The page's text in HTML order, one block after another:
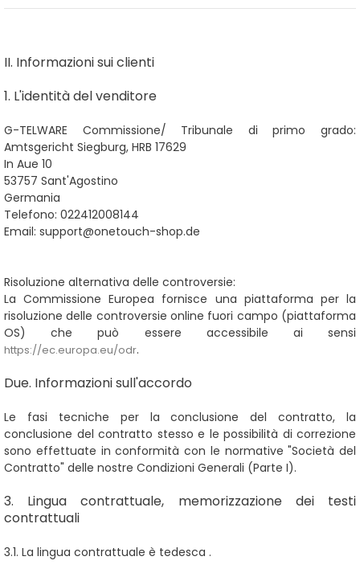
II. Informazioni sui clienti
1. L'identità del venditore
G-TELWARE Commissione/ Tribunale di primo grado:
Amtsgericht Siegburg, HRB 17629
In Aue 10
53757 Sant'Agostino
Germania
Telefono: 022412008144
Email: support@onetouch-shop.de
Risoluzione alternativa delle controversie:
La Commissione Europea fornisce una piattaforma per la
risoluzione delle controversie online fuori campo (piattaforma
OS) che può essere accessibile ai sensi
https://ec.europa.eu/odr.
Due. Informazioni sull'accordo
Le fasi tecniche per la conclusione del contratto, la
conclusione del contratto stesso e le possibilità di correzione
sono effettuate in conformità con le normative "Società del
Contratto" delle nostre Condizioni Generali (Parte I).
3. Lingua contrattuale, memorizzazione dei testi
contrattuali
3.1. La lingua contrattuale è tedesca .